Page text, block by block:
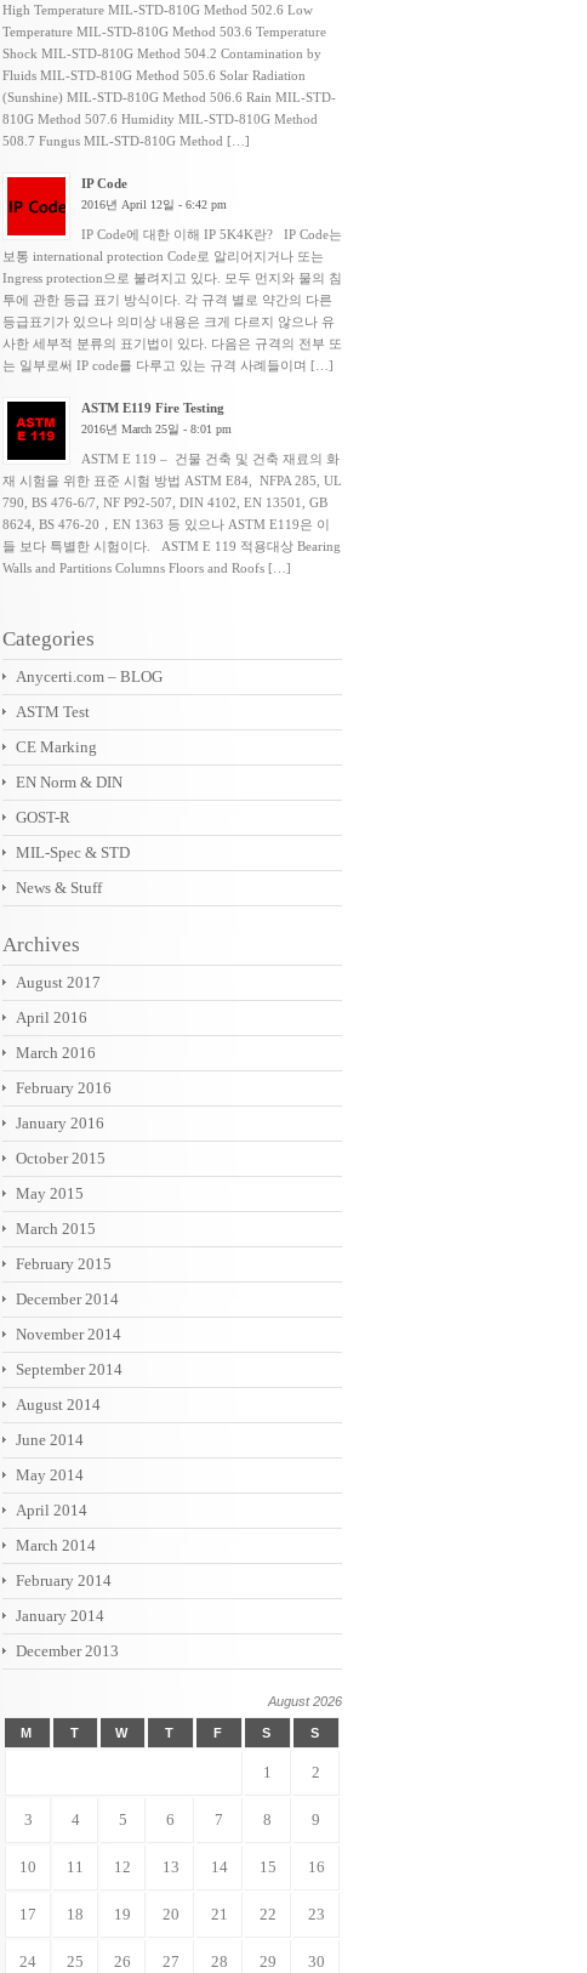
High Temperature MIL-STD-810G Method 502.6 Low
Temperature MIL-STD-810G Method 503.6 Temperature
Shock MIL-STD-810G Method 504.2 Contamination by
Fluids MIL-STD-810G Method 505.6 Solar Radiation
(Sunshine) MIL-STD-810G Method 506.6 Rain MIL-STD-
810G Method 507.6 Humidity MIL-STD-810G Method
508.7 Fungus MIL-STD-810G Method […]
IP Code
2016년 April 12일 - 6:42 pm
IP Code에 대한 이해 IP 5K4K란? IP Code는
보통 international protection Code로 알리어지거나 또는
Ingress protection으로 불려지고 있다. 모두 먼지와 물의 침
투에 관한 등급 표기 방식이다. 각 규격 별로 약간의 다른
등급표기가 있으나 의미상 내용은 크게 다르지 않으나 유
사한 세부적 분류의 표기법이 있다. 다음은 규격의 전부 또
는 일부로써 IP code를 다루고 있는 규격 사례들이며 […]
ASTM E119 Fire Testing
2016년 March 25일 - 8:01 pm
ASTM E 119 – 건물 건축 및 건축 재료의 화
재 시험을 위한 표준 시험 방법 ASTM E84, NFPA 285, UL
790, BS 476-6/7, NF P92-507, DIN 4102, EN 13501, GB
8624, BS 476-20，EN 1363 등 있으나 ASTM E119은 이
들 보다 특별한 시험이다. ASTM E 119 적용대상 Bearing
Walls and Partitions Columns Floors and Roofs […]
Categories
Anycerti.com – BLOG
ASTM Test
CE Marking
EN Norm & DIN
GOST-R
MIL-Spec & STD
News & Stuff
Archives
August 2017
April 2016
March 2016
February 2016
January 2016
October 2015
May 2015
March 2015
February 2015
December 2014
November 2014
September 2014
August 2014
June 2014
May 2014
April 2014
March 2014
February 2014
January 2014
December 2013
August 2026
M T W T F S S
1 2
3 4 5 6 7 8 9
10 11 12 13 14 15 16
17 18 19 20 21 22 23
24 25 26 27 28 29 30